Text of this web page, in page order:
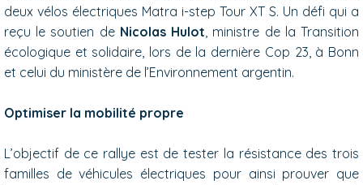
deux vélos électriques Matra i-step Tour XT S. Un défi qui a
reçu le soutien de Nicolas Hulot, ministre de la Transition
écologique et solidaire, lors de la dernière Cop 23, à Bonn
et celui du ministère de l’Environnement argentin.
Optimiser la mobilité propre
L’objectif de ce rallye est de tester la résistance des trois
familles de véhicules électriques pour ainsi prouver que